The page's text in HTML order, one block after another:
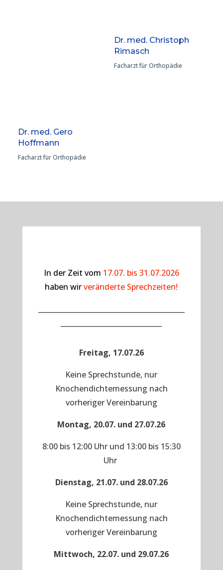
Dr. med. Gero
Hoffmann
Facharzt für Orthopädie
Dr. med. Christoph
Rimasch
Facharzt für Orthopädie
In der Zeit vom 17.07. bis 31.07.2026
haben wirveränderte Sprechzeiten!
Freitag, 17.07.26
Keine Sprechstunde, nur
Knochendichtemessung nach
vorheriger Vereinbarung
Montag, 20.07. und 27.07.26
8:00 bis 12:00 Uhr und 13:00 bis 15:30
Uhr
Dienstag, 21.07. und 28.07.26
Keine Sprechstunde, nur
Knochendichtemessung nach
vorheriger Vereinbarung
Mittwoch, 22.07. und 29.07.26